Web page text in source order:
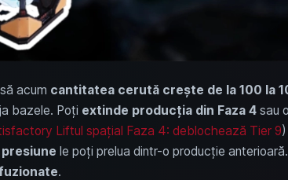
acum cantitatea cerută crește de la 100 la
bazele. Poți extinde producția din Faza 4sau
Liftul spațial Faza 4: deblochează Tier 9
le poți prelua dintr-o producție
.